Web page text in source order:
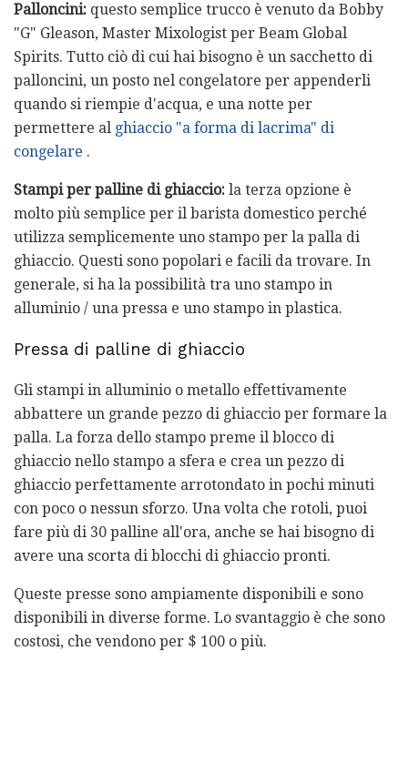
Palloncini: questo semplice trucco è venuto da Bobby
"G" Gleason, Master Mixologist per Beam Global
Spirits. Tutto ciò di cui hai bisogno è un sacchetto di
palloncini, un posto nel congelatore per appenderli
quando si riempie d'acqua, e una notte per
permettere al ghiaccio "a forma di lacrima" di
congelare .
Stampi per palline di ghiaccio: la terza opzione è
molto più semplice per il barista domestico perché
utilizza semplicemente uno stampo per la palla di
ghiaccio. Questi sono popolari e facili da trovare. In
generale, si ha la possibilità tra uno stampo in
alluminio / una pressa e uno stampo in plastica.
Pressa di palline di ghiaccio
Gli stampi in alluminio o metallo effettivamente
abbattere un grande pezzo di ghiaccio per formare la
palla. La forza dello stampo preme il blocco di
ghiaccio nello stampo a sfera e crea un pezzo di
ghiaccio perfettamente arrotondato in pochi minuti
con poco o nessun sforzo. Una volta che rotoli, puoi
fare più di 30 palline all'ora, anche se hai bisogno di
avere una scorta di blocchi di ghiaccio pronti.
Queste presse sono ampiamente disponibili e sono
disponibili in diverse forme. Lo svantaggio è che sono
costosi, che vendono per $ 100 o più.